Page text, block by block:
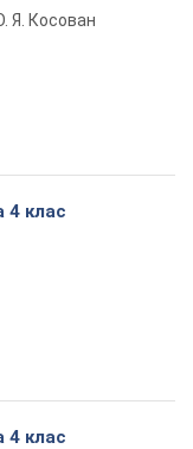
Я. Косован
4 клас
4 клас